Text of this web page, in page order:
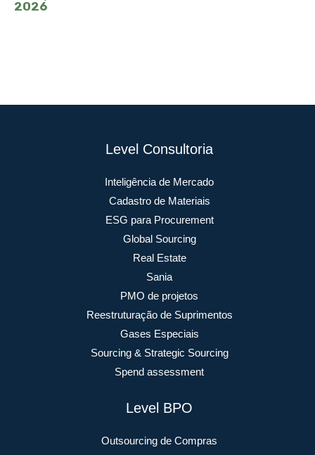
Level Consultoria
Inteligência de Mercado
Cadastro de Materiais
ESG para Procurement
Global Sourcing
Real Estate
Sania
PMO de projetos
Reestruturação de Suprimentos
Gases Especiais
Sourcing & Strategic Sourcing
Spend assessment
Level BPO
Outsourcing de Compras